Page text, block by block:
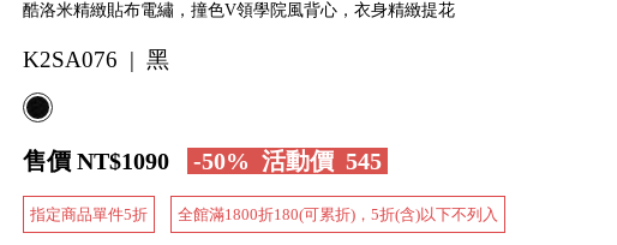
酷洛米精緻貼布電繡，撞色V領學院風背心，衣身精緻提花
K2SA076 | 黑
售價 NT$1090 -50% 活動價 545
指定商品單件5折 全館滿1800折180(可累折)，5折(含)以下不列入